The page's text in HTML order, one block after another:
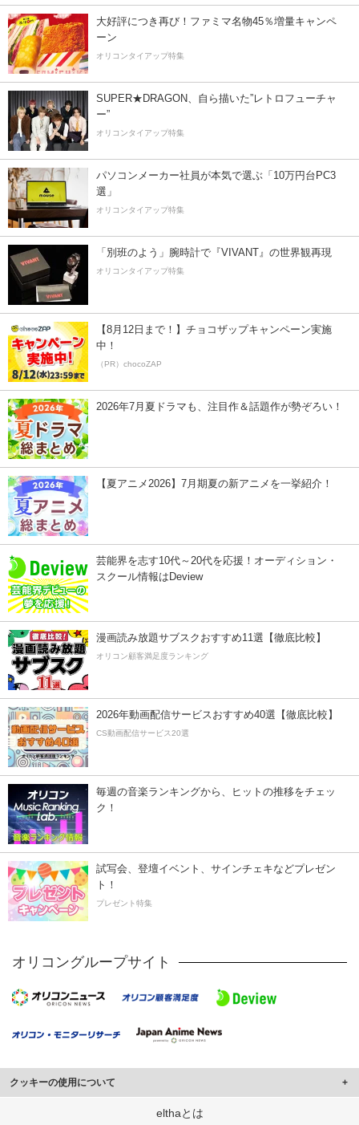
大好評につき再び！ファミマ名物45％増量キャンペ
ーン
オリコンタイアップ特集
SUPER★DRAGON、自ら描いた”レトロフューチャ
ー”
オリコンタイアップ特集
パソコンメーカー社員が本気で選ぶ「10万円台PC3
選」
オリコンタイアップ特集
「別班のよう」腕時計で『VIVANT』の世界観再現
オリコンタイアップ特集
【8月12日まで！】チョコザップキャンペーン実施
中！
（PR）chocoZAP
2026年7月夏ドラマも、注目作＆話題作が勢ぞろい！
【夏アニメ2026】7月期夏の新アニメを一挙紹介！
芸能界を志す10代～20代を応援！オーディション・
スクール情報はDeview
漫画読み放題サブスクおすすめ11選【徹底比較】
オリコン顧客満足度ランキング
2026年動画配信サービスおすすめ40選【徹底比較】
CS動画配信サービス20選
毎週の音楽ランキングから、ヒットの推移をチェッ
ク！
試写会、登壇イベント、サインチェキなどプレゼン
ト！
プレゼント特集
オリコングループサイト
クッキーの使用について
このサイトでは Cookie を使用して、ユーザーに合わせたコンテンツや広告の
elthaとは